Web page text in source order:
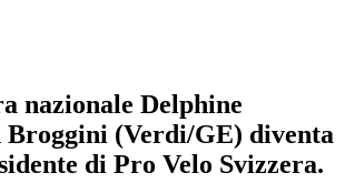
nazionale Delphine
Broggini (Verdi/GE) diventa
di Pro Velo Svizzera.